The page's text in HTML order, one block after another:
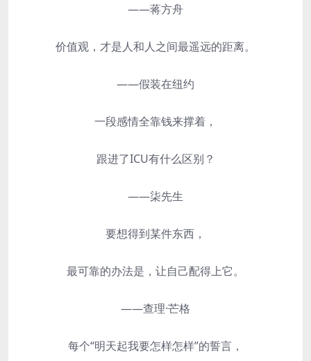
——蒋方舟
价值观，才是人和人之间最遥远的距离。
——假装在纽约
一段感情全靠钱来撑着，
跟进了ICU有什么区别？
——柒先生
要想得到某件东西，
最可靠的办法是，让自己配得上它。
——查理·芒格
每个“明天起我要怎样怎样”的誓言，